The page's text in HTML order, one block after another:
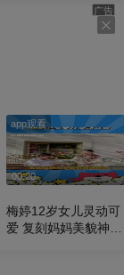
广告
app观看
00:20
梅婷12岁女儿灵动可
爱 复刻妈妈美貌神似